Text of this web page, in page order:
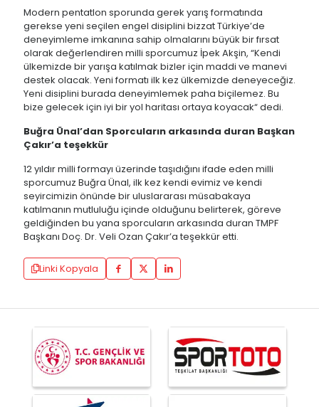
Modern pentatlon sporunda gerek yarış formatında
gerekse yeni seçilen engel disiplini bizzat Türkiye’de
deneyimleme imkanına sahip olmalarını büyük bir fırsat
olarak değerlendiren milli sporcumuz İpek Akşin, “Kendi
ülkemizde bir yarışa katılmak bizler için maddi ve manevi
destek olacak. Yeni formatı ilk kez ülkemizde deneyeceğiz.
Yeni disiplini burada deneyimlemek paha biçilemez. Bu
bize gelecek için iyi bir yol haritası ortaya koyacak“ dedi.
Buğra Ünal’dan Sporcuların arkasında duran Başkan
Çakır’a teşekkür
12 yıldır milli formayı üzerinde taşıdığını ifade eden milli
sporcumuz Buğra Ünal, ilk kez kendi evimiz ve kendi
seyircimizin önünde bir uluslararası müsabakaya
katılmanın mutluluğu içinde olduğunu belirterek, göreve
geldiğinden bu yana sporcuların arkasında duran TMPF
Başkanı Doç. Dr. Veli Ozan Çakır’a teşekkür etti.
Linki Kopyala